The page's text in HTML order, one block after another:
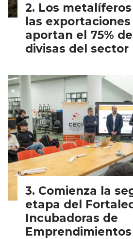
Los
las
aportan el 75%
divisas del sector
Comienza la
etapa del
Incubadoras de